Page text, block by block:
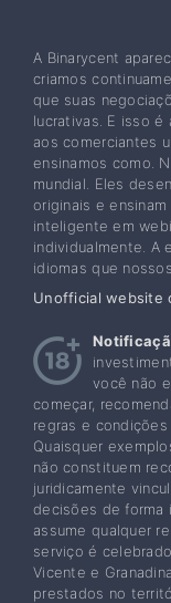
A Binarycent
criamos
que suas
lucrativas. E isso é
aos comerciantes
ensinamos como.
mundial. Eles
originais e
inteligente em
individualmente. A
idiomas que
Unofficial website
você não
começar,
regras e
Quaisquer
não constituem
juridicamente
decisões de forma
assume qualquer
serviço é
Vicente e
prestados no